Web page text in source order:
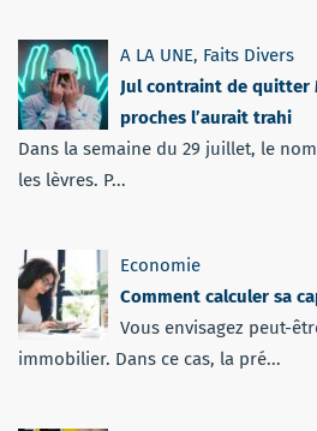
A LA UNE, Faits Divers
Jul contraint de quitter
proches l’aurait trahi
Dans la semaine du 29 juillet, le
les lèvres. P...
Economie
Comment calculer sa
Vous envisagez peut-
immobilier. Dans ce cas, la pré...